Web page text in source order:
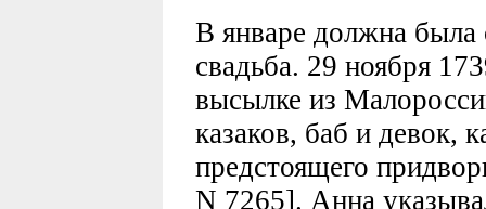
В январе должна была
свадьба. 29 ноября
высылке из
казаков, баб и девок,
предстоящего
N 7265]. Анна